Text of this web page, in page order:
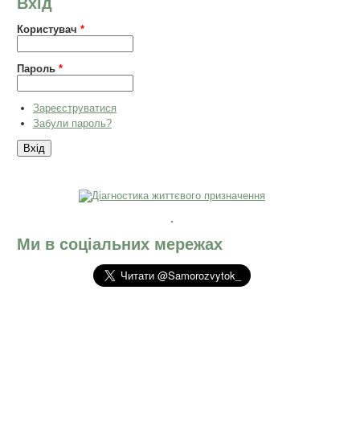
Вхід
Користувач*
Пароль*
Зареєструватися
Забули пароль?
Ми в соціальних мережах